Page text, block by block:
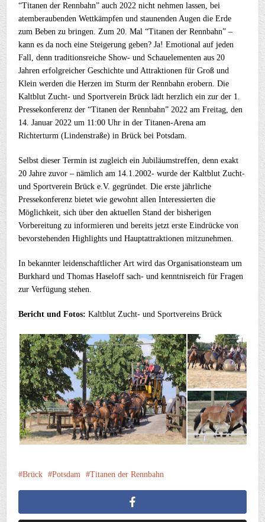
“Titanen der Rennbahn” auch 2022 nicht nehmen lassen, bei
atemberaubenden Wettkämpfen und staunenden Augen die Erde
zum Beben zu bringen. Zum 20. Mal “Titanen der Rennbahn” –
kann es da noch eine Steigerung geben? Ja! Emotional auf jeden
Fall, denn traditionsreiche Show- und Schauelementen aus 20
Jahren erfolgreicher Geschichte und Attraktionen für Groß und
Klein werden die Herzen im Sturm der Rennbahn erobern. Die
Kaltblut Zucht- und Sportverein Brück lädt herzlich ein zur der 1.
Pressekonferenz der “Titanen der Rennbahn” 2022 am Freitag, den
14. Januar 2022 um 11:00 Uhr in der Titanen-Arena am
Richterturm (Lindenstraße) in Brück bei Potsdam.
Selbst dieser Termin ist zugleich ein Jubiläumstreffen, denn exakt
20 Jahre zuvor – nämlich am 14.1.2002- wurde der Kaltblut Zucht-
und Sportverein Brück e.V. gegründet. Die erste jährliche
Pressekonferenz bietet wie gewohnt allen Interessierten die
Möglichkeit, sich über den aktuellen Stand der bisherigen
Vorbereitung zu informieren und bereits jetzt erste Eindrücke von
bevorstehenden Highlights und Hauptattraktionen mitzunehmen.
In bekannter leidenschaftlicher Art wird das Organisationsteam um
Burkhard und Thomas Haseloff sach- und kenntnisreich für Fragen
zur Verfügung stehen.
Bericht und Fotos: Kaltblut Zucht- und Sportvereins Brück
Brück Potsdam Titanen der Rennbahn